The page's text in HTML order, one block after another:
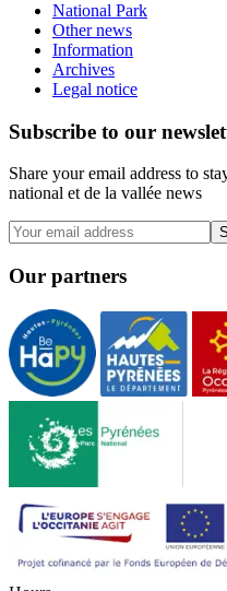
National Park
Other news
Information
Archives
Legal notice
Subscribe to our
Share your email address to
national et de la vallée news
Our partners